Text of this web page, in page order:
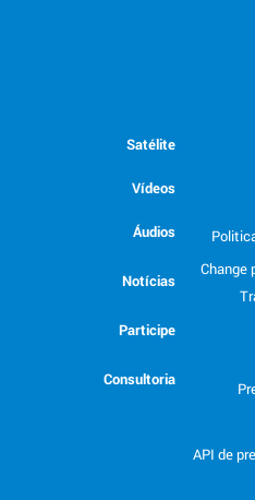
Change
API de
Satélite
Vídeos
Áudios
Notícias
Participe
Consultoria